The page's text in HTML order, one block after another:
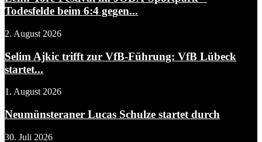
Todesfelde beim 6:4 gegen...
2. August 2026
Selim Ajkic trifft zur VfB-Führung: VfB Lübeck
startet...
1. August 2026
Neumünsteraner Lucas Schulze startet durch
30. Juli 2026